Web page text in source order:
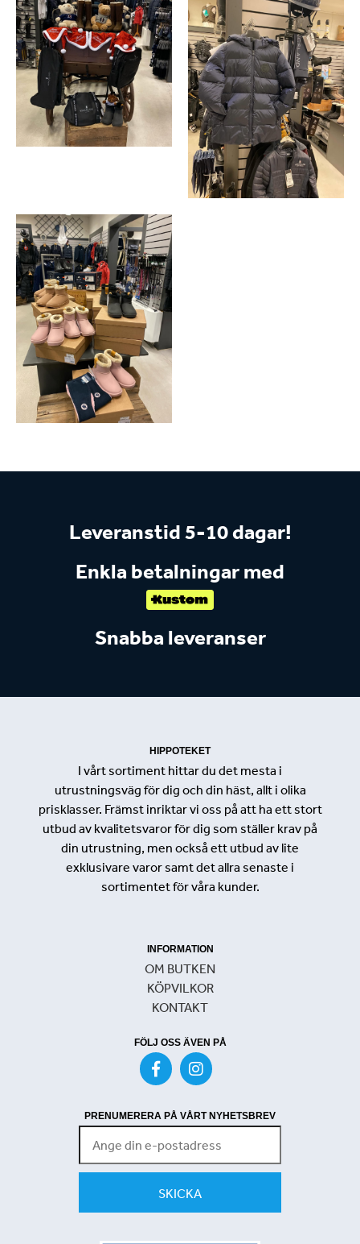
Leveranstid 5-10 dagar!
Enkla betalningar med
Snabba leveranser
HIPPOTEKET
I vårt sortiment hittar du det mesta i
utrustningsväg för dig och din häst, allt i olika
prisklasser. Främst inriktar vi oss på att ha ett stort
utbud av kvalitetsvaror för dig som ställer krav på
din utrustning, men också ett utbud av lite
exklusivare varor samt det allra senaste i
sortimentet för våra kunder.
INFORMATION
OM BUTKEN
KÖPVILKOR
KONTAKT
FÖLJ OSS ÄVEN PÅ
PRENUMERERA PÅ VÅRT NYHETSBREV